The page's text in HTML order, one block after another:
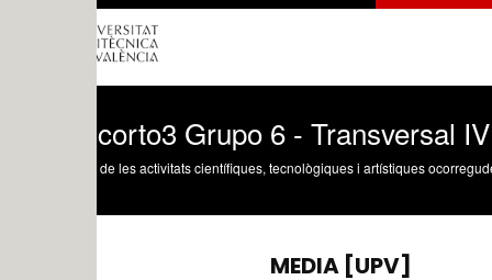
Grupo 6 - Transversal IV
les activitats científiques, tecnològiques i artístiques ocorregudes en els tres